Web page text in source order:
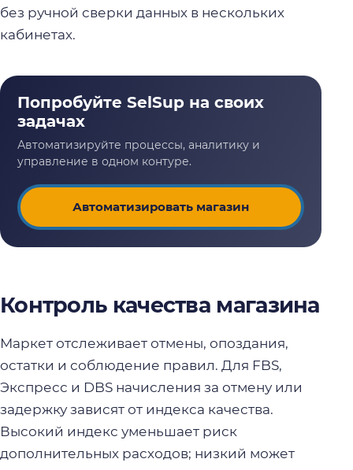
без ручной сверки данных в нескольких
кабинетах.
Автоматизировать магазин
Контроль качества магазина
Маркет отслеживает отмены, опоздания,
остатки и соблюдение правил. Для FBS,
Экспресс и DBS начисления за отмену или
задержку зависят от индекса качества.
Высокий индекс уменьшает риск
дополнительных расходов; низкий может